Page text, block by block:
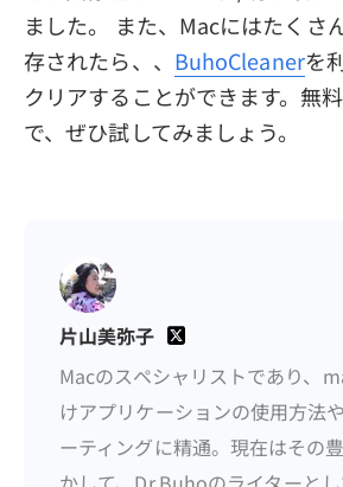
ました。 また、Macにはたくさ
存されたら、、 BuhoCleanerを
クリアすることができます。無
で、ぜひ試してみましょう。
片山美弥子
Macのスペシャリストであり、
けアプリケーションの使用方法
ーティングに精通。現在はその